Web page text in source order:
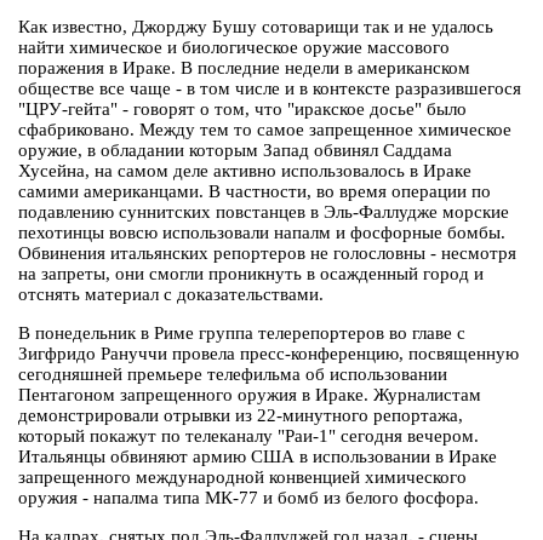
Как известно, Джорджу Бушу сотоварищи так и не удалось
найти химическое и биологическое оружие массового
поражения в Ираке. В последние недели в американском
обществе все чаще - в том числе и в контексте разразившегося
"ЦРУ-гейта" - говорят о том, что "иракское досье" было
сфабриковано. Между тем то самое запрещенное химическое
оружие, в обладании которым Запад обвинял Саддама
Хусейна, на самом деле активно использовалось в Ираке
самими американцами. В частности, во время операции по
подавлению суннитских повстанцев в Эль-Фаллудже морские
пехотинцы вовсю использовали напалм и фосфорные бомбы.
Обвинения итальянских репортеров не голословны - несмотря
на запреты, они смогли проникнуть в осажденный город и
отснять материал с доказательствами.
В понедельник в Риме группа телерепортеров во главе с
Зигфридо Рануччи провела пресс-конференцию, посвященную
сегодняшней премьере телефильма об использовании
Пентагоном запрещенного оружия в Ираке. Журналистам
демонстрировали отрывки из 22-минутного репортажа,
который покажут по телеканалу "Раи-1" сегодня вечером.
Итальянцы обвиняют армию США в использовании в Ираке
запрещенного международной конвенцией химического
оружия - напалма типа МК-77 и бомб из белого фосфора.